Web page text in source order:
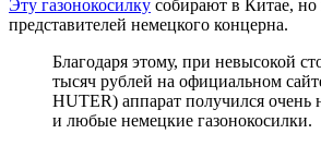
Эту газонокосилку собирают в Китае, но
представителей немецкого концерна.
Благодаря этому, при невысокой
тысяч рублей на официальном
HUTER) аппарат получился
и любые немецкие газонокосилки.